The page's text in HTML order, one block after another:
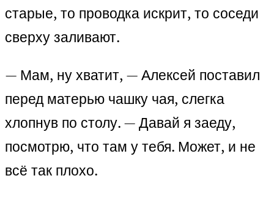
старые, то проводка искрит, то соседи
сверху заливают.
— Мам, ну хватит, — Алексей поставил
перед матерью чашку чая, слегка
хлопнув по столу. — Давай я заеду,
посмотрю, что там у тебя. Может, и не
всё так плохо.